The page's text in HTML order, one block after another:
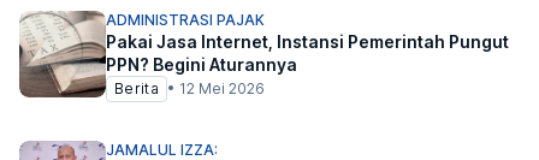
ADMINISTRASI PAJAK
Pakai Jasa Internet, Instansi Pemerintah Pungut
PPN? Begini Aturannya
Berita • 12 Mei 2026
JAMALUL IZZA: